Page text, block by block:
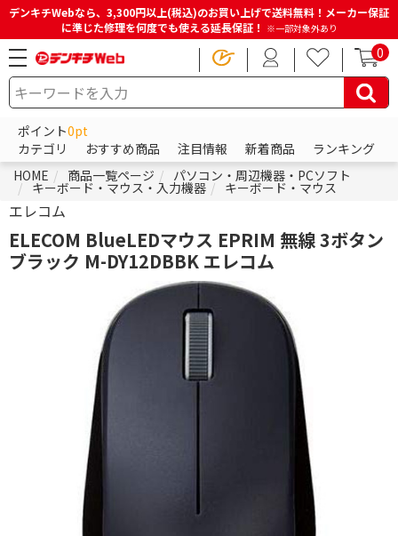
デンキチWebなら、3,300円以上(税込)のお買い上げで送料無料！メーカー保証
に準じた修理を何度でも使える延長保証！ ※一部対象外あり
0
ポイント0pt
カテゴリ
おすすめ商品 注目情報 新着商品
ランキング
HOME
商品一覧ページ パソコン・周辺機器・PCソフト
キーボード・マウス・入力機器 キーボード・マウス
エレコム
ELECOM BlueLEDマウス EPRIM 無線 3ボタン
ブラック M-DY12DBBK エレコム